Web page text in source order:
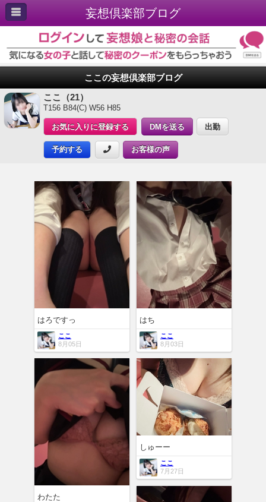
妄想倶楽部ブログ
ここの妄想倶楽部ブログ
ここ（21）
T156 B84(C) W56 H85
お気に入りに登録する DMを送る 出勤
予約する お客様の声
はろですっ
ここ
8月05日
はち
ここ
8月03日
わたた
しゅーー
ここ
7月27日